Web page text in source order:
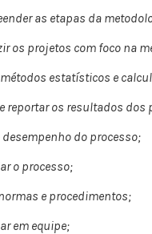
as etapas da
os projetos com foco na
estatísticos e
reportar os resultados
desempenho do processo;
o processo;
e procedimentos;
em equipe;